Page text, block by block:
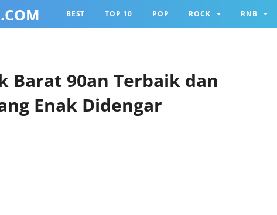
BEST TOP 10 POP ROCK RNB
Barat 90an Terbaik dan
Enak Didengar